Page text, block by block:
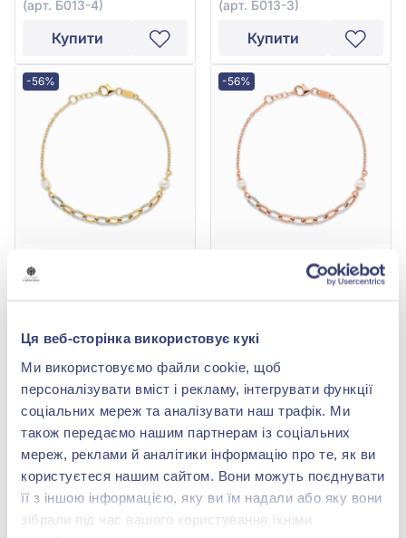
Ця веб-сторінка використовує кукі
Ми використовуємо файли cookie, щоб
персоналізувати вміст і рекламу, інтегрувати функції
соціальних мереж та аналізувати наш трафік. Ми
також передаємо нашим партнерам із соціальних
мереж, реклами й аналітики інформацію про те, як ви
користуєтеся нашим сайтом. Вони можуть поєднувати
її з іншою інформацією, яку ви їм надали або яку вони
зібрали під час вашого користування їхніми
(арт. Б013-4)
Купити
(арт. Б013-3)
Купити
-56%
Браслет із жовто-білого
золота 585° з перлами,
(арт. 2010186ж)
Купити
-56%
Браслет із червоно-
білого золота 585°, арт.
(арт. 2010186)
Купити
-56%